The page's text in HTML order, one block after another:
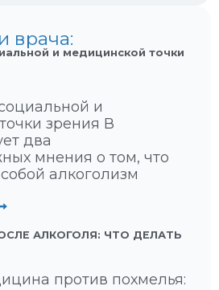
врача:
и медицинской точки
и
зрения В
два
мнения о том, что
алкоголизм
АЛКОГОЛЯ: ЧТО ДЕЛАТЬ
против похмелья: